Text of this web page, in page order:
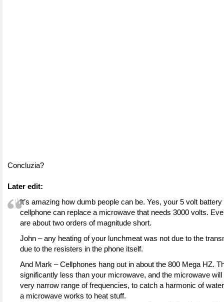
Concluzia?
Later edit:
It’s amazing how dumb people can be. Yes, your 5 volt battery
cellphone can replace a microwave that needs 3000 volts.
are about two orders of magnitude short.
John – any heating of your lunchmeat was not due to the
due to the resisters in the phone itself.
And Mark – Cellphones hang out in about the 800 Mega HZ.
significantly less than your microwave, and the microwave
very narrow range of frequencies, to catch a harmonic of
a microwave works to heat stuff.